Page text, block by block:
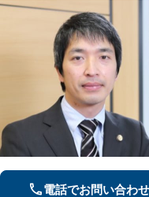
電話でお問い合わせ